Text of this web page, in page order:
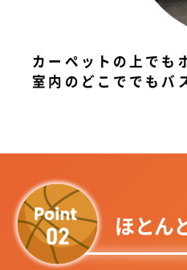
カーペットの上でも
室内のどこででもバ
ほとん